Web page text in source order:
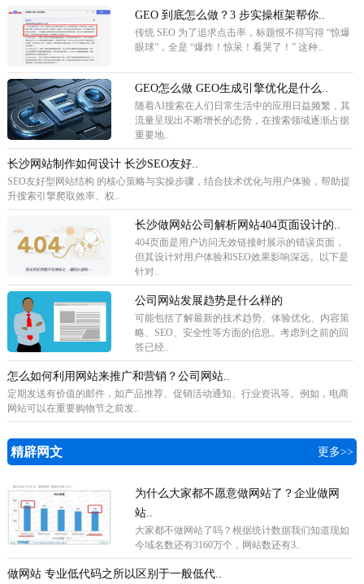
GEO 到底怎么做？3 步实操框架帮你..
传统 SEO 为了追求点击率，标题恨不得写得 “惊爆
眼球”，全是 “爆炸！惊呆！看哭了！” 这种..
GEO怎么做 GEO生成引擎优化是什么..
随着AI搜索在人们日常生活中的应用日益频繁，其
流量呈现出不断增长的态势，在搜索领域逐渐占据
重要地..
长沙网站制作如何设计 长沙SEO友好..
SEO友好型网站结构 的核心策略与实操步骤，结合技术优化与用户体验，帮助提
升搜索引擎爬取效率、权..
长沙做网站公司解析网站404页面设计的..
404页面是用户访问无效链接时展示的错误页面，
但其设计对用户体验和SEO效果影响深远。以下是
针对..
公司网站发展趋势是什么样的
可能包括了解最新的技术趋势、体验优化、内容策
略、SEO、安全性等方面的信息。考虑到之前的回
答已经..
怎么如何利用网站来推广和营销？公司网站..
定期发送有价值的邮件，如产品推荐、促销活动通知、行业资讯等。例如，电商
网站可以在重要购物节之前发..
精辟网文 更多>>
为什么大家都不愿意做网站了？企业做网
站..
​大家都不做网站了吗？根据统计数据我们知道现如
今域名数还有3160万个，网站数还有3..
做网站 专业低代码之所以区别于一般低代..